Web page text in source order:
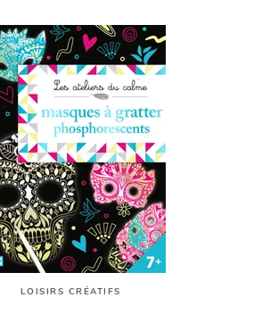
LOISIRS CRÉATIFS